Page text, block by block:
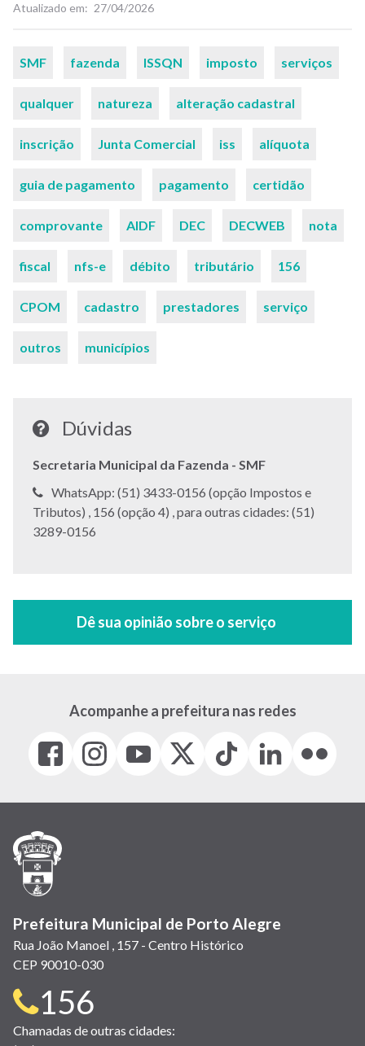
Atualizado em 27/04/2026
Palavras-
SMF fazenda ISSQN imposto serviços
qualquer natureza alteração cadastral
inscrição Junta Comercial iss alíquota
guia de pagamento pagamento certidão
comprovante AIDF DEC DECWEB nota
fiscal nfs-e débito tributário 156
CPOM cadastro prestadores serviço
outros municípios
Dúvidas
Secretaria Municipal da Fazenda - SMF
Telefone:
WhatsApp: (51) 3433-0156 (opção Impostos e
Tributos) , Telefone:
156 (opção 4) ,Telefone:
para outras cidades: (51)
3289-0156
Acompanhe a prefeitura nas redes
Facebook
(link
em
janela)
Instagram
(link
em
(link
em
(Antigo
(link
Tiktok
(link
em
LinkedIn
(link
em
(link
em
Prefeitura Municipal de Porto Alegre
Rua João Manoel , 157 - Centro Histórico
CEP 90010-030
Telefone
para
156
Chamadas de outras cidades: